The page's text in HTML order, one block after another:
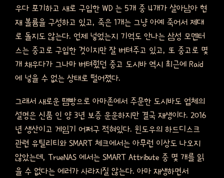
우다 포기하고 새로 구입한 WD 는 5개 중 4개가 살아남아 현
재 볼륨을 구성하고 있고, 죽은 1개는 그냥 아예 죽어서 제대
로 돌지도 않는다. 언제 넣었는지 기억도 안나는 삼성 모멘터
스는 중고로 구입한 것이지만 잘 버텨주고 있고, 또 중고로 몇
개 채우다가 그나마 버텨줬던 중고 도시바 역시 최근에 Raid
에 넣을 수 없는 상태로 떨어졌다.
그래서 새로운 땜빵으로 아마존에서 주문한 도시바도 업체의
설명은 신품 인 양 3년 보증 운운하지만 결국 재생이다. 2016
년 생산이고 게임기 어쩌구 적혀있다. 윈도우의 하드디스크
관련 유틸리티와 SMART 체크에서는 아무런 이상도 나오지
않았는데, TrueNAS 에서는 SMART Attribute 중 몇 개를 읽
을 수 없다는 에러가 사라지질 않는다. 아마 재생하면서